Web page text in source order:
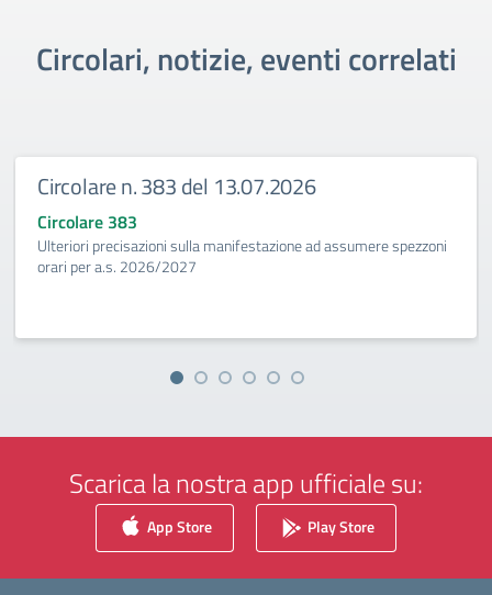
Circolari, notizie, eventi correlati
Circolare n. 383 del 13.07.2026
Circolare 383
Ulteriori precisazioni sulla manifestazione ad assumere spezzoni
orari per a.s. 2026/2027
Scarica la nostra app ufficiale su:
App Store Play Store